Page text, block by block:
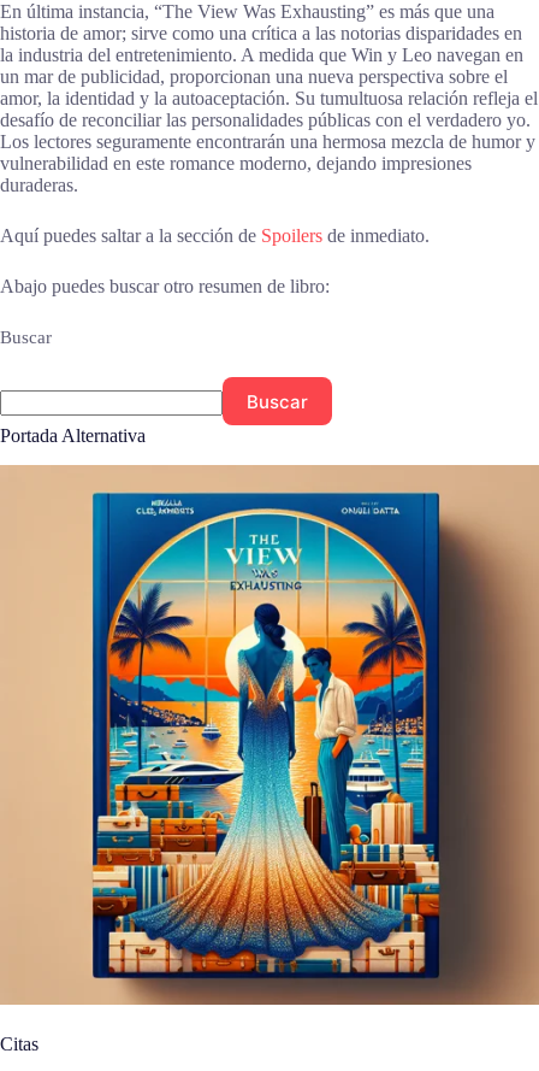
En última instancia, “The View Was Exhausting” es más que una
historia de amor; sirve como una crítica a las notorias disparidades en
la industria del entretenimiento. A medida que Win y Leo navegan en
un mar de publicidad, proporcionan una nueva perspectiva sobre el
amor, la identidad y la autoaceptación. Su tumultuosa relación refleja el
desafío de reconciliar las personalidades públicas con el verdadero yo.
Los lectores seguramente encontrarán una hermosa mezcla de humor y
vulnerabilidad en este romance moderno, dejando impresiones
duraderas.
Aquí puedes saltar a la sección de Spoilers de inmediato.
Abajo puedes buscar otro resumen de libro:
Buscar
Buscar
Portada Alternativa
Citas